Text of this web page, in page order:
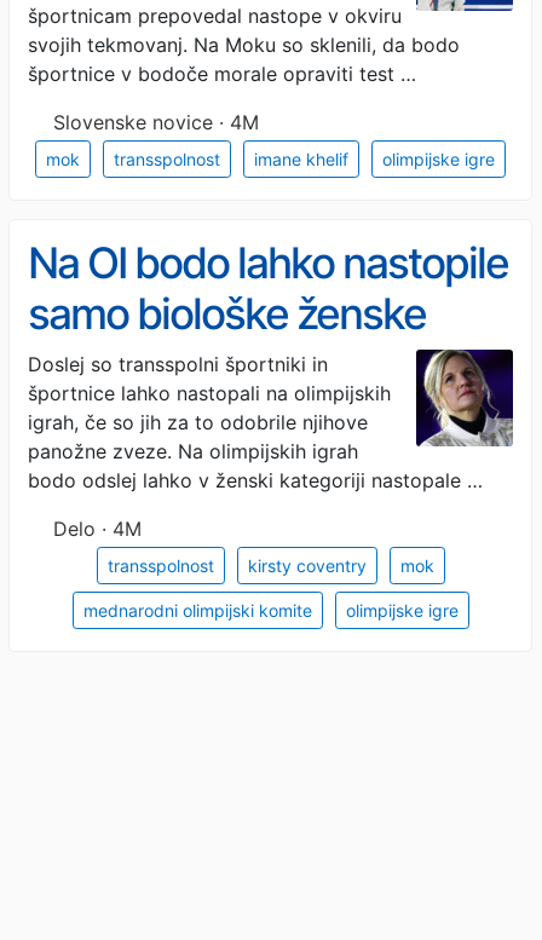
športnicam prepovedal nastope v okviru
svojih tekmovanj. Na Moku so sklenili, da bodo
športnice v bodoče morale opraviti test …
Slovenske novice · 4M
mok transspolnost imane khelif olimpijske igre
Na OI bodo lahko nastopile
samo biološke ženske
Doslej so transspolni športniki in
športnice lahko nastopali na olimpijskih
igrah, če so jih za to odobrile njihove
panožne zveze. Na olimpijskih igrah
bodo odslej lahko v ženski kategoriji nastopale …
Delo · 4M
transspolnost kirsty coventry mok
mednarodni olimpijski komite olimpijske igre